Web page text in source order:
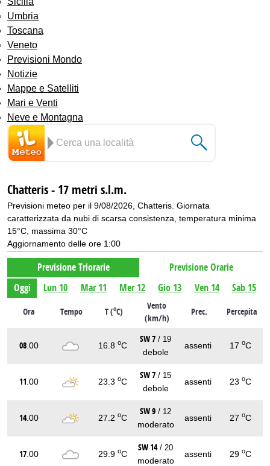
Umbria
Toscana
Veneto
Previsioni Mondo
Notizie
Mappe e Satelliti
Mari e Venti
Neve e Montagna
Chatteris - 17 metri s.l.m.
Previsioni meteo per il 9/08/2026, Chatteris. Giornata
caratterizzata da nubi di scarsa consistenza, temperatura minima
15°C, massima 30°C
Aggiornamento delle ore 1:00
Previsione Triorarie
Previsione Orarie
Oggi
Lun 10 Mar 11 Mer 12 Gio 13 Ven 14 Sab 15
Ora Tempo T (oC)
Vento
(km/h)
Prec. Percepita
08 .00 16.8 oC
SW 7 / 19
debole
assenti 17 oC
11 .00 23.3 oC
SW 7 / 15
debole
assenti 23 oC
14.00 27.2 oC
SW 9 / 12
moderato
assenti 27 oC
17 .00 29.9 oC
SW 14 / 20
moderato
assenti 29 oC